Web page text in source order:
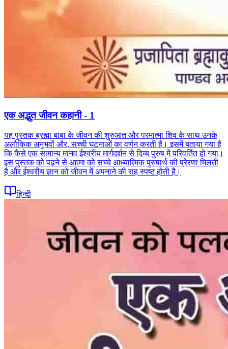
एक अद्भुत जीवन कहानी - 1
यह पुस्तक ब्रह्मा बाबा के जीवन की शुरुआत और परमात्मा शिव के साथ उनके
अलौकिक अनुभवों और, सच्ची घटनाओं का वर्णन करती है। इसमें बताया गया है
कि कैसे एक सामान्य मानव ईश्वरीय मार्गदर्शन से दिव्य पुरुष में परिवर्तित हो गया।
इस पुस्तक को पढ़ने से आत्मा को सच्चे आध्यात्मिक पुरुषार्थ की प्रेरणा मिलती
है और ईश्वरीय ज्ञान को जीवन में अपनाने की राह स्पष्ट होती है।
हिन्दी